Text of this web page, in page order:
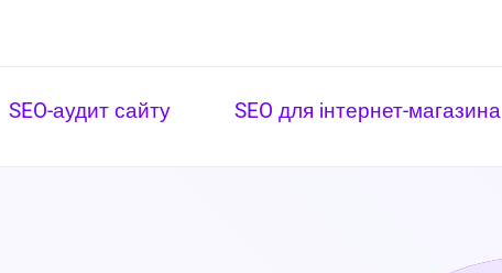
SEO-аудит сайту SEO для інтернет-магазина